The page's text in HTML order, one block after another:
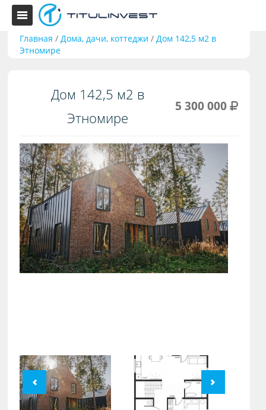
Главная /Дома, дачи, коттеджи /Дом 142,5 м2 в
Этномире
Дом 142,5 м2 в
Этномире
5 300 000